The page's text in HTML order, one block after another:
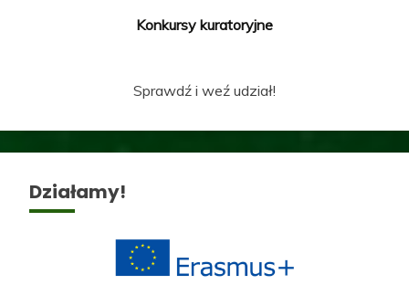
Konkursy kuratoryjne
Sprawdź i weź udział!
Działamy!